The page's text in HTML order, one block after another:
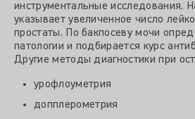
инструментальные исследования.
указывает увеличенное число
простаты. По бакпосеву мочи
патологии и подбирается курс
Другие методы диагностики при
урофлоуметрия
допплерометрия